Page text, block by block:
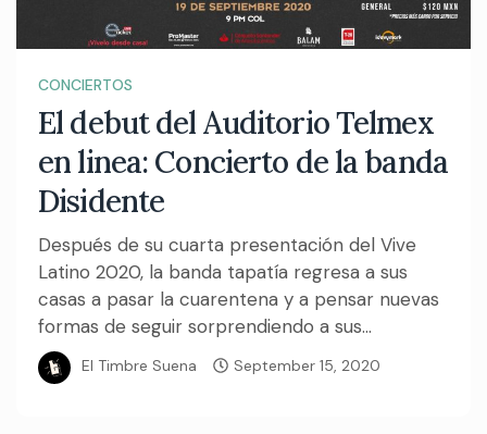
CONCIERTOS
El debut del Auditorio Telmex
en linea: Concierto de la banda
Disidente
Después de su cuarta presentación del Vive
Latino 2020, la banda tapatía regresa a sus
casas a pasar la cuarentena y a pensar nuevas
formas de seguir sorprendiendo a sus...
El Timbre Suena September 15, 2020